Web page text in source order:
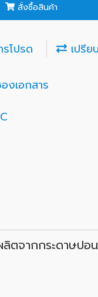
สั่งซื้อสินค้า
รโปรด เปรีย
งเอกสาร
ตจากกระดาษป